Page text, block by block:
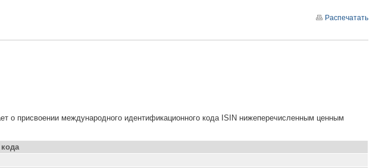
Распечатать
о присвоении международного идентификационного кода ISIN нижеперечисленным ценным